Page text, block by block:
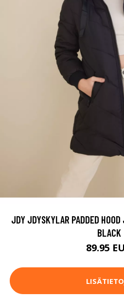
JDY JDYSKYLAR PADDED
BLACK
89.95